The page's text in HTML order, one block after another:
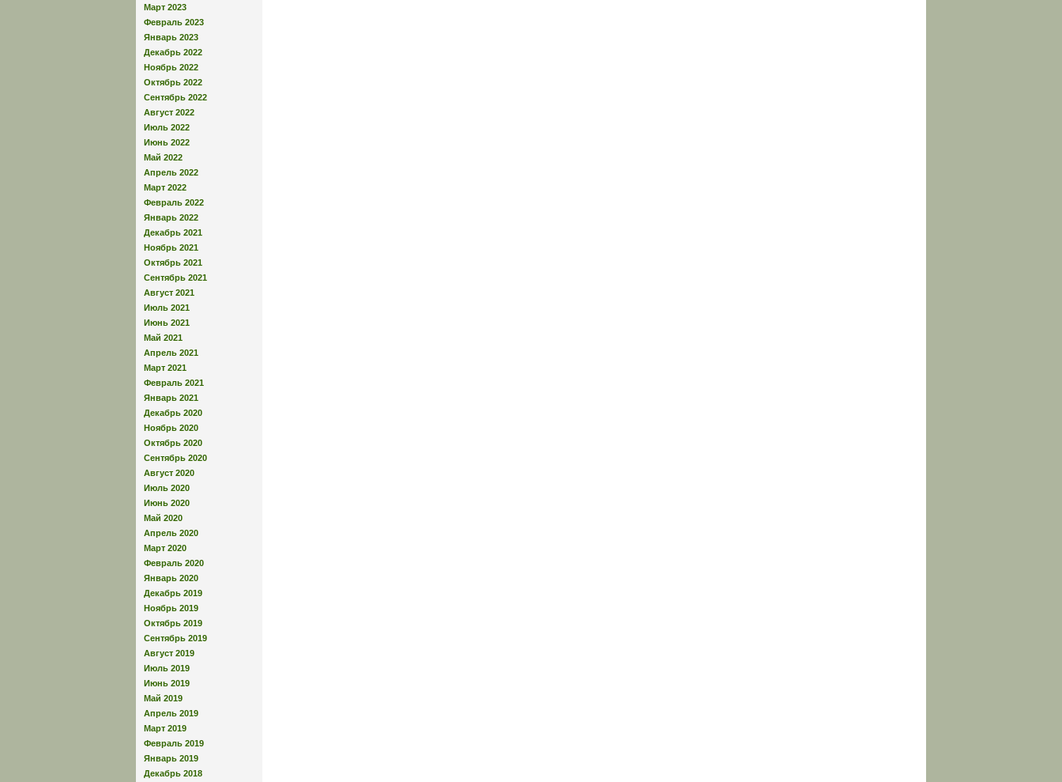
Март 2023
Февраль 2023
Январь 2023
Декабрь 2022
Ноябрь 2022
Октябрь 2022
Сентябрь 2022
Август 2022
Июль 2022
Июнь 2022
Май 2022
Апрель 2022
Март 2022
Февраль 2022
Январь 2022
Декабрь 2021
Ноябрь 2021
Октябрь 2021
Сентябрь 2021
Август 2021
Июль 2021
Июнь 2021
Май 2021
Апрель 2021
Март 2021
Февраль 2021
Январь 2021
Декабрь 2020
Ноябрь 2020
Октябрь 2020
Сентябрь 2020
Август 2020
Июль 2020
Июнь 2020
Май 2020
Апрель 2020
Март 2020
Февраль 2020
Январь 2020
Декабрь 2019
Ноябрь 2019
Октябрь 2019
Сентябрь 2019
Август 2019
Июль 2019
Июнь 2019
Май 2019
Апрель 2019
Март 2019
Февраль 2019
Январь 2019
Декабрь 2018